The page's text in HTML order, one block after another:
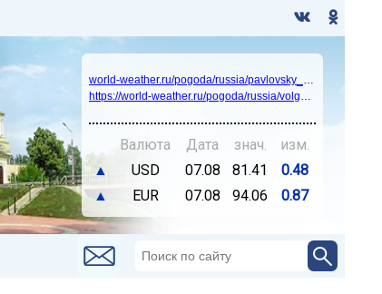
world-weather.ru/pogoda/russia/pavlovsky_posad/14days/
https://world-weather.ru/pogoda/russia/volgograd/
Валюта Дата знач.
изм.
▲
USD 07.08 81.41
0.48
▲
EUR 07.08 94.06 0.87